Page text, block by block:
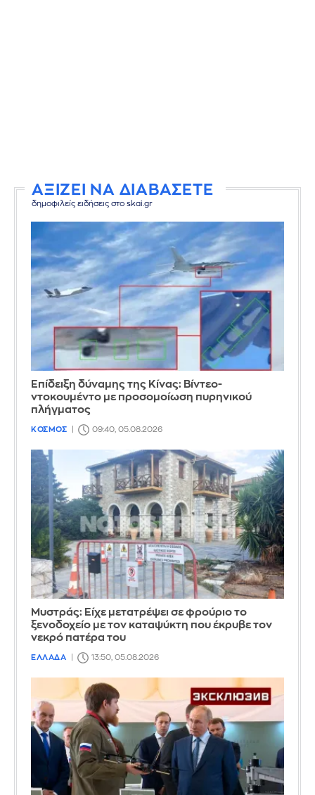
ΑΞΙΖΕΙ ΝΑ ΔΙΑΒΑΣΕΤΕ
δημοφιλείς ειδήσεις στο skai.gr
Επίδειξη δύναμης της Κίνας: Βίντεο-
ντοκουμέντο με προσομοίωση πυρηνικού
πλήγματος
ΚΟΣΜΟΣ 09:40, 05.08.2026
Mυστράς: Είχε μετατρέψει σε φρούριο το
ξενοδοχείο με τον καταψύκτη που έκρυβε τον
νεκρό πατέρα του
ΕΛΛΑΔΑ 13:50, 05.08.2026